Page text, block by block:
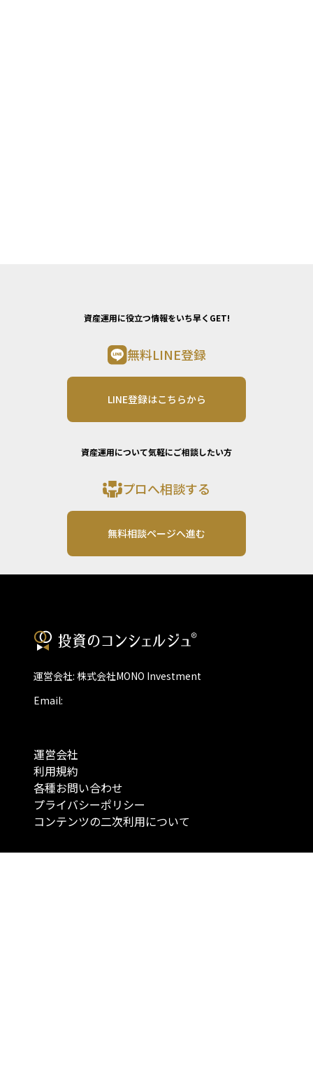
資産運用に役立つ情報をいち早くGET!
無料LINE登録
LINE登録はこちらから
資産運用について気軽にご相談したい方
プロへ相談する
無料相談ページへ進む
運営会社: 株式会社MONO Investment
Email:
運営会社
利用規約
各種お問い合わせ
プライバシーポリシー
コンテンツの二次利用について